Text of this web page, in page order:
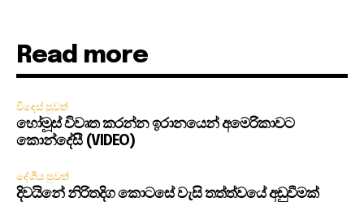
Read more
විදෙස් පුවත්
හෝමූස් විවෘත කරන්න ඉරානයෙන් අමෙරිකාවට
කොන්දේසී (VIDEO)
දේශීය පුවත්
දිවයිනේ නිරිතදිග කොටසේ වැසි තත්ත්වයේ අඩුවීමක්